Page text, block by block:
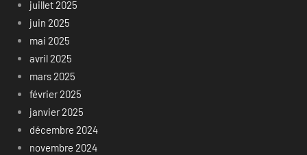
juillet 2025
juin 2025
mai 2025
avril 2025
mars 2025
février 2025
janvier 2025
décembre 2024
novembre 2024